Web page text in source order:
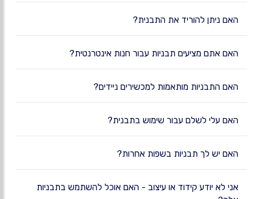
האם ניתן להוריד את התבנית?
האם אתם מציעים תבניות עבור חנות אינטרנטית?
האם התבניות מותאמות למכשירים ניידים?
האם עלי לשלם עבור שימוש בתבנית?
האם יש לך תבניות בשפות אחרות?
אני לא יודע קידוד או עיצוב - האם אוכל להשתמש בתבניות